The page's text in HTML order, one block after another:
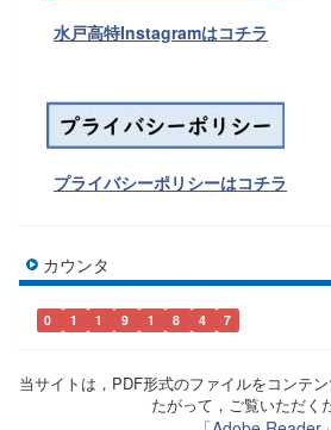
水戸高特Instagramはコチラ
プライバシーポリシーはコチラ
カウンタ
0 1 1 9 1 8 4 7
当サイトは，PDF形式のファイルをコンテ
たがって，ご覧いただく